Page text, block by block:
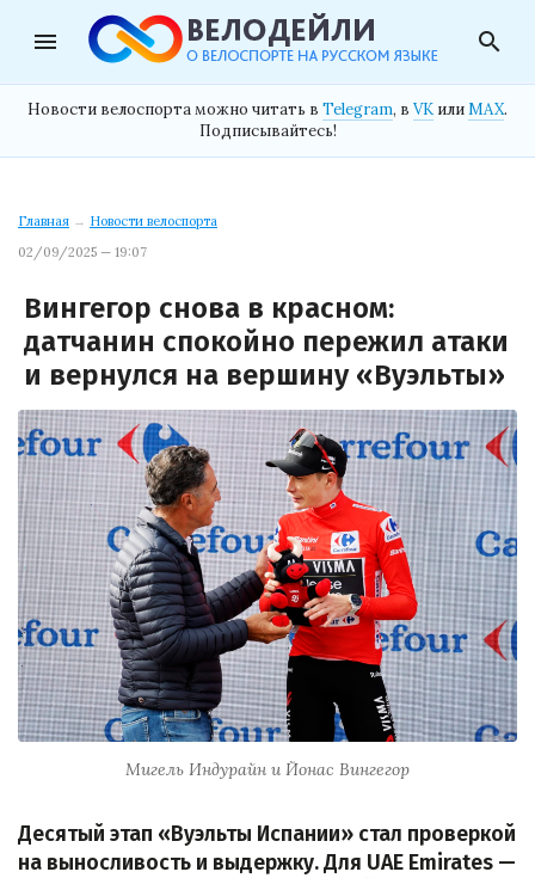
menu search
Новости велоспорта можно читать в Telegram, в VK илиMAX.
Подписывайтесь!
Главная → Новости велоспорта
02/09/2025 — 19:07
Вингегор снова в красном:
датчанин спокойно пережил атаки
и вернулся на вершину «Вуэльты»
Мигель Индурайн и Йонас Вингегор
Десятый этап «Вуэльты Испании» стал проверкой
на выносливость и выдержку. Для UAE Emirates —